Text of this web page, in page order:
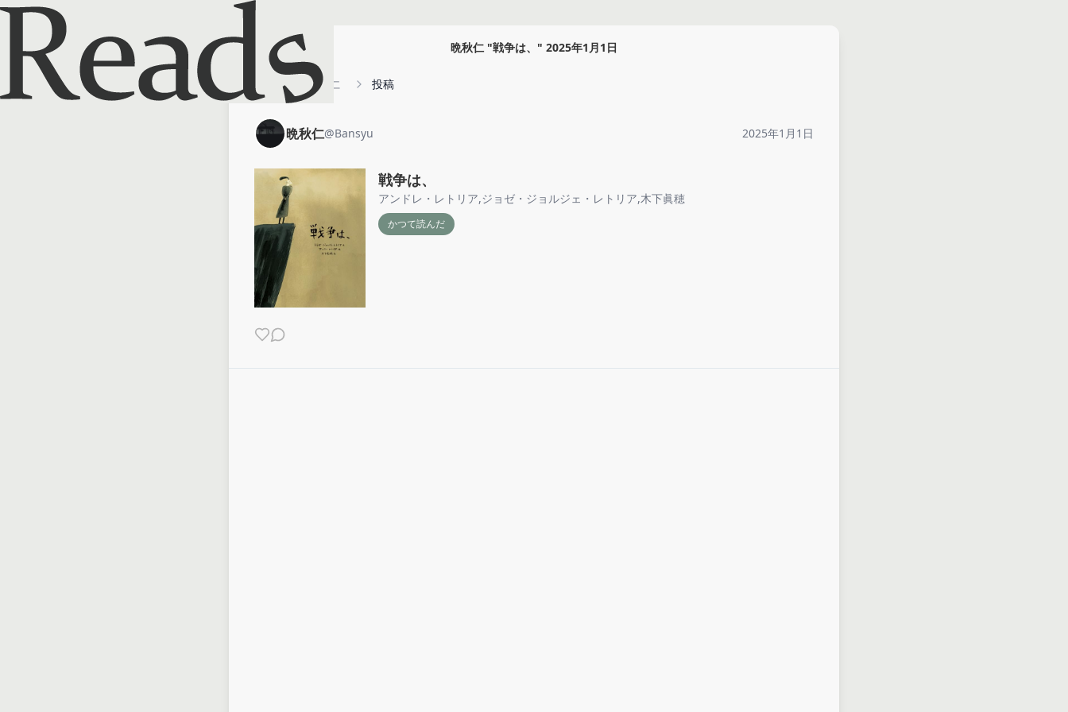
晩秋仁"戦争は、 " 2025年1月1日
晩秋仁 投稿
晩秋仁@Bansyu 2025年1月1日
戦争は、
アンドレ・レトリア,ジョゼ・ジョルジェ・レトリア,木下眞穂
かつて読んだ